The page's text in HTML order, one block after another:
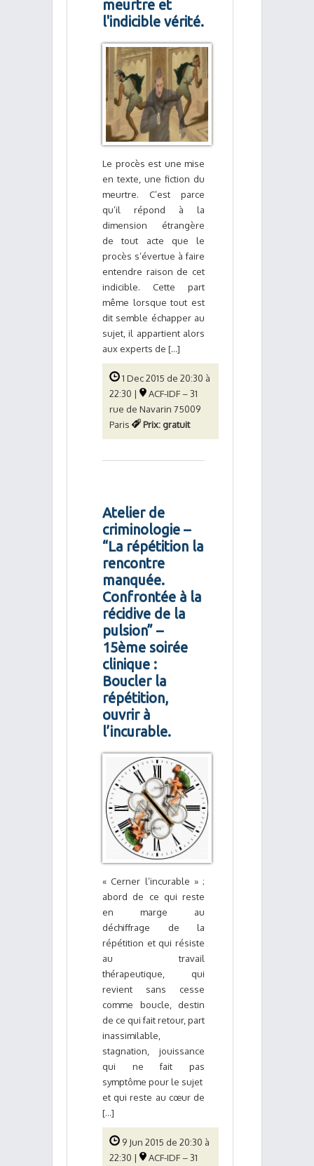
meurtre et
l'indicible vérité.
Le procès est une mise
en texte, une fiction du
meurtre. C’est parce
qu’il répond à la
dimension étrangère
de tout acte que le
procès s’évertue à faire
entendre raison de cet
indicible. Cette part
même lorsque tout est
dit semble échapper au
sujet, il appartient alors
aux experts de [...]
1 Dec 2015 de 20:30 à
22:30 |
ACF-IDF – 31
rue de Navarin 75009
Paris
Prix: gratuit
Atelier de
criminologie –
“La répétition la
rencontre
manquée.
Confrontée à la
récidive de la
pulsion” –
15ème soirée
clinique :
Boucler la
répétition,
ouvrir à
l’incurable.
« Cerner l’incurable » ;
abord de ce qui reste
en marge au
déchiffrage de la
répétition et qui résiste
au travail
thérapeutique, qui
revient sans cesse
comme boucle, destin
de ce qui fait retour, part
inassimilable,
stagnation, jouissance
qui ne fait pas
symptôme pour le sujet
et qui reste au cœur de
[...]
9 Jun 2015 de 20:30 à
22:30 |
ACF-IDF – 31